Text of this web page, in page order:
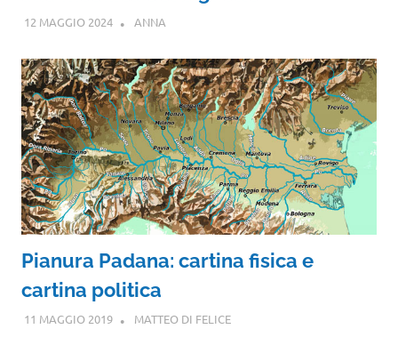
12 MAGGIO 2024 ANNA
Pianura Padana: cartina fisica e
cartina politica
11 MAGGIO 2019 MATTEO DI FELICE